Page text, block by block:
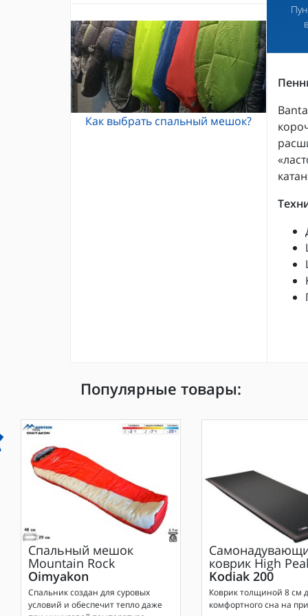
Кошки Grivel
Каски и шлемы для альпинизма
Жумары и зажимы
Карабины и оттяжки
Спусковые устройства
Как выбрать спальный мешок?
Популярные товары:
Спальный мешок
Mountain Rock
Oimyakon
Спальник создан для суровых
условий и обеспечит тепло даже
коврик High
Kodiak 200
Коврик толщиной 8 см
комфортного сна на